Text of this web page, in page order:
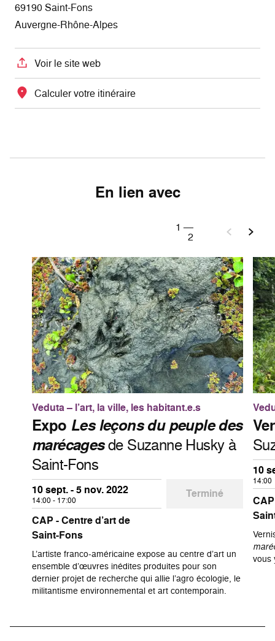
69190 Saint-Fons
Auvergne-Rhône-Alpes
Voir le site web
Calculer votre itinéraire
En lien avec
1 —
2
Veduta – l’art, la ville, les habitant.e.s
Expo Les leçons du peuple des
marécagesde Suzanne Husky à
Saint-Fons
10 sept. - 5 nov. 2022
14:00 - 17:00
Terminé
CAP - Centre d’art de
Saint-Fons
L’artiste franco-américaine expose au centre d’art un
ensemble d’œuvres inédites produites pour son
dernier projet de recherche qui allie l’agro écologie, le
militantisme environnemental et art contemporain.
10
14:00
vous